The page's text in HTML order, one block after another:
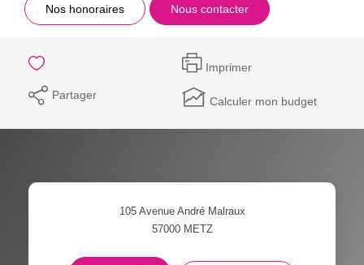
Nos honoraires Nous contacter
Imprimer
Partager Calculer mon budget
105 Avenue André Malraux
57000 METZ